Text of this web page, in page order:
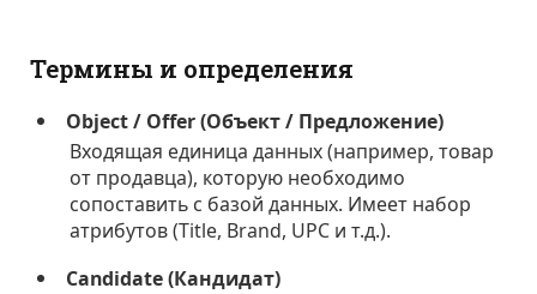
Термины и определения
Object / Offer (Объект / Предложение)
Входящая единица данных (например, товар
от продавца), которую необходимо
сопоставить с базой данных. Имеет набор
атрибутов (Title, Brand, UPC и т.д.).
Candidate (Кандидат)